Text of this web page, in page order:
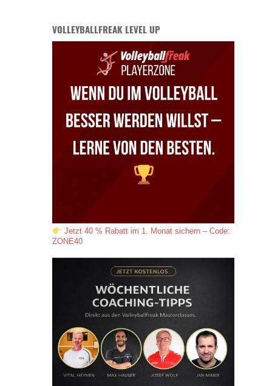
VOLLEYBALLFREAK LEVEL UP
Jetzt 40 % Rabatt im 1. Monat sichern – Code:
ZONE40